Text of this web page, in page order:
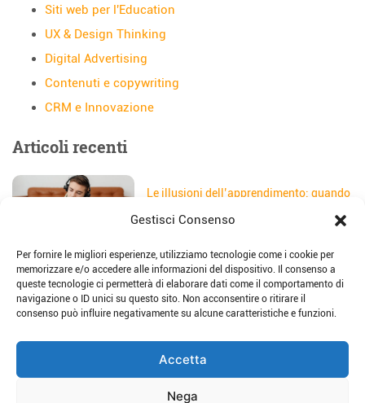
Gestisci Consenso
Per fornire le migliori esperienze, utilizziamo tecnologie come i cookie per
memorizzare e/o accedere alle informazioni del dispositivo. Il consenso a
queste tecnologie ci permetterà di elaborare dati come il comportamento di
navigazione o ID unici su questo sito. Non acconsentire o ritirare il
consenso può influire negativamente su alcune caratteristiche e funzioni.
Accetta
Nega
Siti web per l'Education
UX & Design Thinking
Digital Advertising
Contenuti e copywriting
CRM e Innovazione
Articoli recenti
Le illusioni dell’apprendimento: quando
Data:5 Agosto 2026
Il sito web della scuola: come
trasformarlo in uno strumento di
storytelling e comunicazione
Data:28 Luglio 2026
Place-based education: dalla teoria alla
pratica per imparare sul territorio
Data:23 Luglio 2026